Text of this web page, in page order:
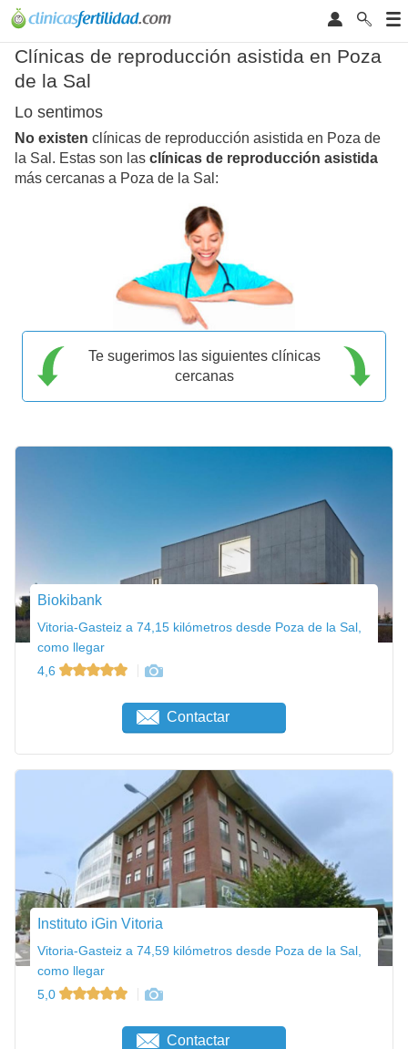
Clínicas de reproducción asistida en Poza
de la Sal
Lo sentimos
No existen clínicas de reproducción asistida en Poza de
la Sal. Estas son las clínicas de reproducción asistida
más cercanas a Poza de la Sal:
Te sugerimos las siguientes clínicas
cercanas
Biokibank
Vitoria-Gasteiz a 74,15 kilómetros desde Poza de la Sal,
como llegar
4,6
Contactar
Instituto iGin Vitoria
Vitoria-Gasteiz a 74,59 kilómetros desde Poza de la Sal,
como llegar
5,0
Contactar